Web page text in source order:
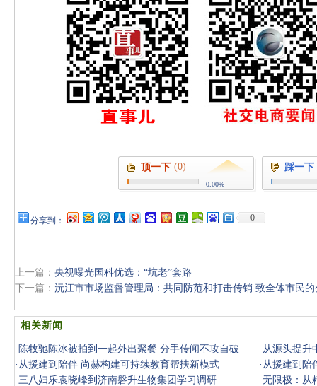
顶一下 (0)
0.00%
踩一下
分享到： 0
上一篇： 央视曝光国科优选：“坑老”套路
下一篇： 沅江市市场监督管理局：共同防范和打击传销 致全体市民
相关新闻
· 陈牧驰陈冰被拍到一起外出聚餐 分手传闻不攻自破 · 从源头提升
延伸检查
· 从援建到陪伴 尚赫构建可持续教育帮扶新模式 · 从援建到陪
·三八妇乐袁晓峰到济南磐升生物集团学习调研 ·无限极：从